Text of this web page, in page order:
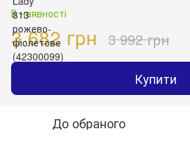
В наявності
3 682 грн 3 992 грн
Купити
До обраного